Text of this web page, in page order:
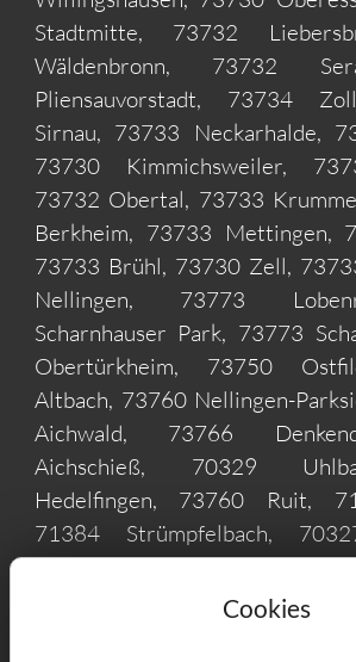
Stadtmitte, 73732
Wäldenbronn, 73732
Pliensauvorstadt, 73734
Sirnau, 73733 Neckarhalde,
73730 Kimmichsweiler,
73732 Obertal, 73733
Berkheim, 73733 Mettingen,
73733 Brühl, 73730 Zell,
Nellingen, 73773
Scharnhauser Park, 73773
Obertürkheim, 73750
Altbach, 73760 Nellingen-
Aichwald, 73766
Aichschieß, 70329
Hedelfingen, 73760 Ruit,
71384 Strümpfelbach,
70619 Lederberg, 73760
Kernen im Remstal, 73779
Cookies